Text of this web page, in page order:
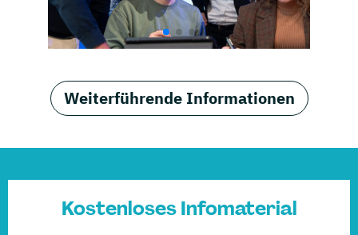
Weiterführende Informationen
Kostenloses Infomaterial